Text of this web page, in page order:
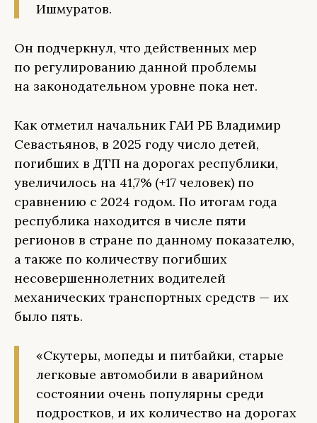
Ишмуратов.
Он подчеркнул, что действенных мер
по регулированию данной проблемы
на законодательном уровне пока нет.
Как отметил начальник ГАИ РБ Владимир
Севастьянов, в 2025 году число детей,
погибших в ДТП на дорогах республики,
увеличилось на 41,7% (+17 человек) по
сравнению с 2024 годом. По итогам года
республика находится в числе пяти
регионов в стране по данному показателю,
а также по количеству погибших
несовершеннолетних водителей
механических транспортных средств — их
было пять.
«Скутеры, мопеды и питбайки, старые
легковые автомобили в аварийном
состоянии очень популярны среди
подростков, и их количество на дорогах